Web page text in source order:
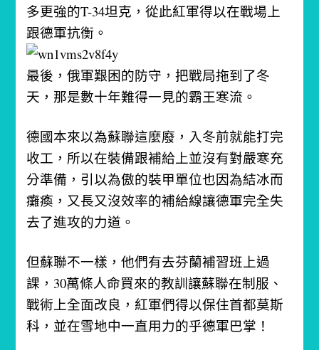
多更強的T-34坦克，從此紅軍得以在戰場上
跟德軍抗衡。
最後，俄軍艱困的防守，把戰局拖到了冬
天，那是數十年難得一見的霸王寒流。
德國本來以為蘇聯這麼廢，入冬前就能打完
收工，所以在裝備跟補給上並沒有對嚴寒充
分準備，引以為傲的裝甲單位也因為結冰而
癱瘓，又長又沒效率的補給線讓德軍完全失
去了進攻的力道。
但蘇聯不一樣，他們有去芬蘭補習班上過
課，30萬條人命買來的教訓讓蘇聯在制服、
戰術上全面改良，紅軍們得以保住首都莫斯
科，並在雪地中一直用力的乎德軍巴掌！